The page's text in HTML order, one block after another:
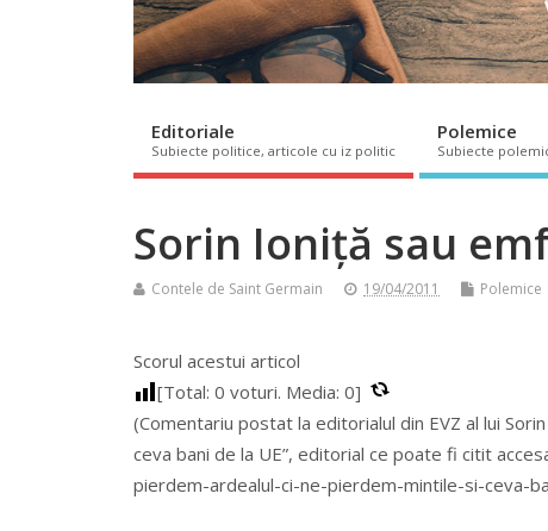
Editoriale
Subiecte politice, articole cu iz politic
Polemice
Subiecte
Sorin Ioniță sau
Contele de Saint Germain 19/04/2011 Polemice
Scorul acestui articol
[Total: 0 voturi. Media: 0]
(Comentariu postat la editorialul din EVZ al lui
ceva bani de la UE”, editorial ce poate fi citit
pierdem-ardealul-ci-ne-pierdem-mintile-si-ceva-